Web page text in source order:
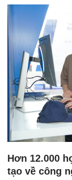
Hơn 12.000
tạo về công